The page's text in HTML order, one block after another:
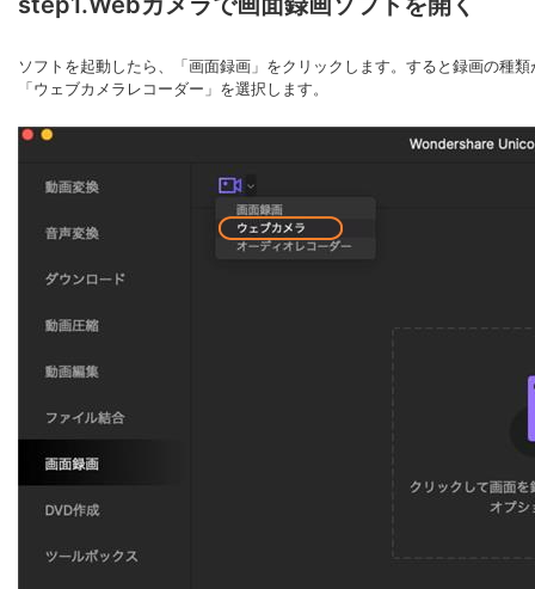
ソフトを起動したら、「画面録画」をクリックします。すると録画の種
「ウェブカメラレコーダー」を選択します。